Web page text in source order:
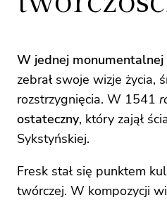
W jednej monumentalnej
zebrał swoje wizje życia,
rozstrzygnięcia. W 1541
ostateczny, który zajął
Sykstyńskiej.
Fresk stał się punktem
twórczej. W kompozycji